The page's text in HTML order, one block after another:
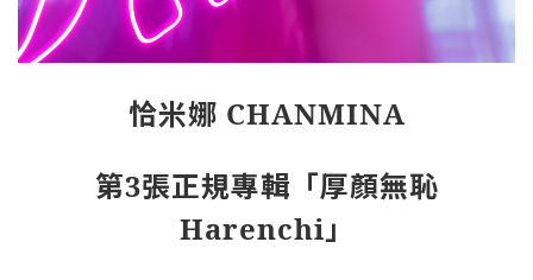
恰米娜 CHANMINA
第3張正規專輯「厚顏無恥
Harenchi」